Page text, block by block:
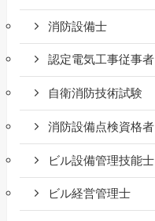
消防設備士
認定電気工事従事者
自衛消防技術試験
消防設備点検資格者
ビル設備管理技能士
ビル経営管理士